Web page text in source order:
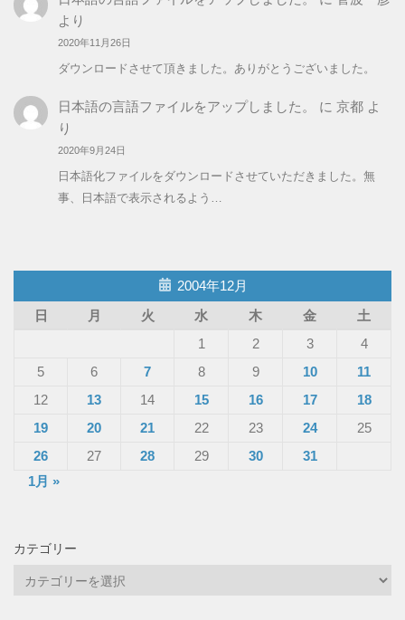
より
2020年11月26日
ダウンロードさせて頂きました。ありがとうございました。
日本語の言語ファイルをアップしました。 に 京都よ
り
2020年9月24日
日本語化ファイルをダウンロードさせていただきました。無
事、日本語で表示されるよう…
2004年12月
日
月 火 水 木 金
土
1
2 3
4
5
6 7 8 9 10
11
12
13 14 15 16 17
18
19
20 21 22 23 24
25
26
27 28 29 30
31
1月 »
カテゴリー